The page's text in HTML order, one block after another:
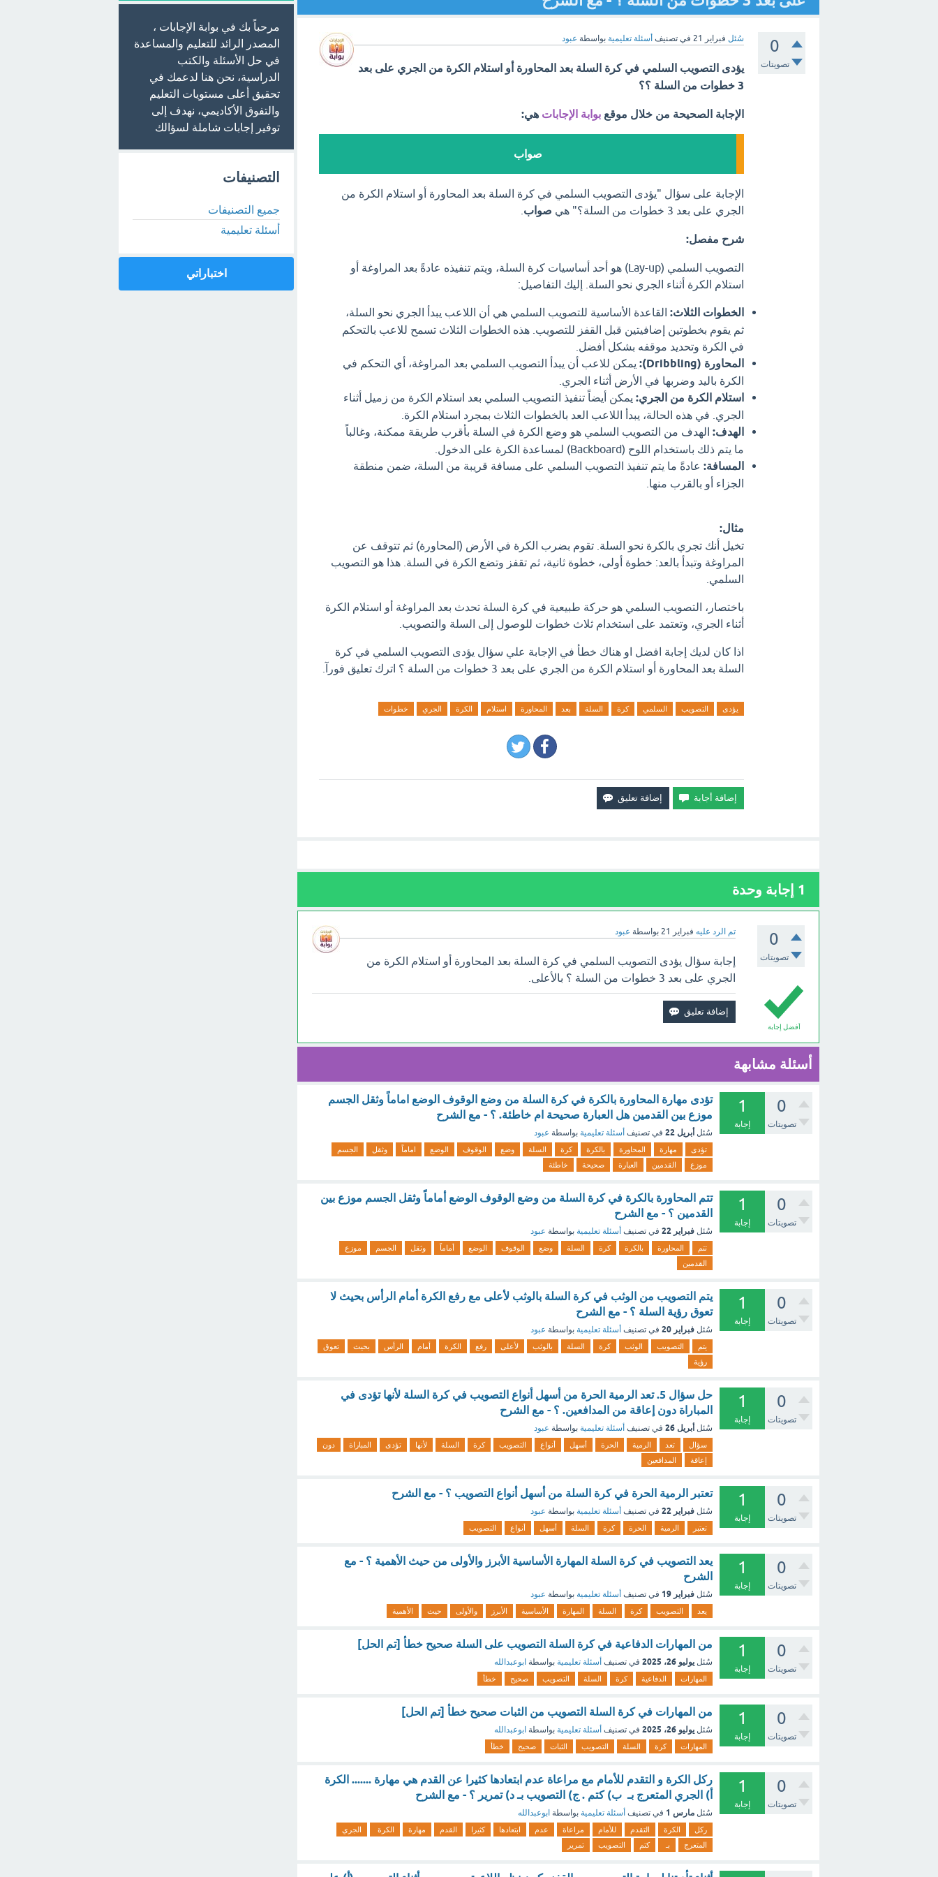
0
تصويتات
سُئل فبراير 21 في تصنيف أسئلة تعليمية بواسطة عبود
يؤدى التصويب السلمي في كرة السلة بعد المحاورة أو استلام الكرة من الجري على بعد
3 خطوات من السلة ؟؟
الإجابة الصحيحة من خلال موقع بوابة الإجابات هي:
صواب
الإجابة على سؤال "يؤدى التصويب السلمي في كرة السلة بعد المحاورة أو استلام الكرة من
الجري على بعد 3 خطوات من السلة؟" هي
صواب
شرح مفصل:
التصويب السلمي (Lay-up) هو أحد أساسيات كرة السلة، ويتم تنفيذه عادةً بعد المراوغة أو
استلام الكرة أثناء الجري نحو السلة. إليك التفاصيل:
الخطوات الثلاث: القاعدة الأساسية للتصويب السلمي هي أن اللاعب يبدأ الجري نحو السلة،
ثم يقوم بخطوتين إضافيتين قبل القفز للتصويب. هذه الخطوات الثلاث تسمح للاعب بالتحكم
في الكرة وتحديد موقفه بشكل أفضل.
المحاورة (Dribbling):
يمكن للاعب أن يبدأ التصويب السلمي بعد المراوغة، أي التحكم في
الكرة باليد وضربها في الأرض أثناء الجري.
استلام الكرة من الجري: يمكن أيضاً تنفيذ التصويب السلمي بعد استلام الكرة من زميل أثناء
الجري. في هذه الحالة، يبدأ اللاعب العد بالخطوات الثلاث بمجرد استلام الكرة.
الهدف: الهدف من التصويب السلمي هو وضع الكرة في السلة بأقرب طريقة ممكنة، وغالباً
ما يتم ذلك باستخدام اللوح (Backboard) لمساعدة الكرة على الدخول.
المسافة: عادةً ما يتم تنفيذ التصويب السلمي على مسافة قريبة من السلة، ضمن منطقة
الجزاء أو بالقرب منها.
مثال:
تخيل أنك تجري بالكرة نحو السلة. تقوم بضرب الكرة في الأرض (المحاورة) ثم تتوقف عن
المراوغة وتبدأ بالعد: خطوة أولى، خطوة ثانية، ثم تقفز وتضع الكرة في السلة. هذا هو التصويب
السلمي.
باختصار، التصويب السلمي هو حركة طبيعية في كرة السلة تحدث بعد المراوغة أو استلام الكرة
أثناء الجري، وتعتمد على استخدام ثلاث خطوات للوصول إلى السلة والتصويب.
اذا كان لديك إجابة افضل او هناك خطأ في الإجابة علي سؤال يؤدى التصويب السلمي في كرة
السلة بعد المحاورة أو استلام الكرة من الجري على بعد 3 خطوات من السلة ؟ اترك تعليق فورآ.
يؤدى التصويب السلمي كرة السلة بعد المحاورة استلام الكرة الجري خطوات
1 إجابة وحدة
0
تصويتات
تم الرد عليه فبراير 21 بواسطة عبود
أفضل إجابة
إجابة سؤال يؤدى التصويب السلمي في كرة السلة بعد المحاورة أو استلام الكرة من
الجري على بعد 3 خطوات من السلة ؟ بالأعلى.
أسئلة مشابهة
0
تصويتات
1
إجابة
تؤدى مهارة المحاورة بالكرة في كرة السلة من وضع الوقوف الوضع اماماً وثقل الجسم
موزع بين القدمين هل العبارة صحيحة ام خاطئة. ؟ - مع الشرح
سُئل أبريل 22 في تصنيف أسئلة تعليمية بواسطة عبود
تؤدى مهارة المحاورة بالكرة كرة السلة وضع الوقوف الوضع اماماً وثقل
الجسم
موزع
القدمين العبارة صحيحة خاطئة
0
تصويتات
1
إجابة
تتم المحاورة بالكرة في كرة السلة من وضع الوقوف الوضع أماماً وثقل الجسم موزع بين
القدمين ؟ - مع الشرح
سُئل فبراير 22 في تصنيف أسئلة تعليمية بواسطة عبود
تتم المحاورة بالكرة كرة السلة وضع الوقوف الوضع أماماً وثقل الجسم
موزع
القدمين
0
تصويتات
1
إجابة
يتم التصويب من الوثب في كرة السلة بالوثب لأعلى مع رفع الكرة أمام الرأس بحيث لا
تعوق رؤية السلة ؟ - مع الشرح
سُئل فبراير 20 في تصنيف أسئلة تعليمية بواسطة عبود
يتم التصويب الوثب كرة السلة بالوثب لأعلى رفع الكرة أمام الرأس بحيث
تعوق
رؤية
0
تصويتات
1
إجابة
حل سؤال 5. تعد الرمية الحرة من أسهل أنواع التصويب في كرة السلة لأنها تؤدى في
المباراة دون إعاقة من المدافعين. ؟ - مع الشرح
سُئل أبريل 26 في تصنيف أسئلة تعليمية بواسطة عبود
سؤال تعد الرمية الحرة أسهل أنواع التصويب كرة السلة لأنها تؤدى المباراة
دون
إعاقة
المدافعين
0
تصويتات
1
إجابة
تعتبر الرمية الحرة في كرة السلة من أسهل أنواع التصويب ؟ - مع الشرح
سُئل فبراير 22 في تصنيف أسئلة تعليمية بواسطة عبود
تعتبر الرمية الحرة كرة السلة أسهل أنواع التصويب
0
تصويتات
1
إجابة
يعد التصويب في كرة السلة المهارة الأساسية الأبرز والأولى من حيث الأهمية ؟ - مع
الشرح
سُئل فبراير 19 في تصنيف أسئلة تعليمية بواسطة عبود
يعد التصويب كرة السلة المهارة الأساسية الأبرز والأولى حيث الأهمية
0
تصويتات
1
إجابة
من المهارات الدفاعية في كرة السلة التصويب على السلة صحيح خطأ [تم الحل]
سُئل يوليو 26، 2025 في تصنيف أسئلة تعليمية بواسطة ابوعبدالله
المهارات الدفاعية كرة السلة التصويب صحيح خطأ
0
تصويتات
1
إجابة
من المهارات في كرة السلة التصويب من الثبات صحيح خطأ [تم الحل]
سُئل يوليو 26، 2025 في تصنيف أسئلة تعليمية بواسطة ابوعبدالله
المهارات كرة السلة التصويب الثبات صحيح خطأ
0
تصويتات
1
إجابة
ركل الكرة و التقدم للأمام مع مراعاة عدم ابتعادها كثيرا عن القدم هي مهارة ....... الكرة
أ) الجري المتعرج بـ ب) کتم . ج) التصويب بـ د) تمرير ؟ - مع الشرح
سُئل مارس 1 في تصنيف أسئلة تعليمية بواسطة ابوعبدالله
ركل الكرة التقدم للأمام مراعاة عدم ابتعادها كثيرا القدم مهارة الكرة
الجري
المتعرج
بـ کتم التصويب تمرير
مرحباً بك في بوابة الإجابات ،
المصدر الرائد للتعليم والمساعدة
في حل الأسئلة والكتب
الدراسية، نحن هنا لدعمك في
تحقيق أعلى مستويات التعليم
والتفوق الأكاديمي، نهدف إلى
توفير إجابات شاملة لسؤالك
التصنيفات
جميع التصنيفات
أسئلة تعليمية
اختباراتي